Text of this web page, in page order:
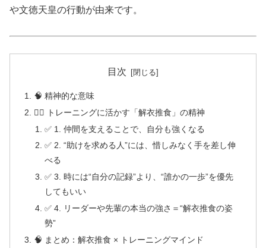
や文徳天皇の行動が由来です。
目次
🧠 精神的な意味
🏋️‍♂️ トレーニングに活かす「解衣推食」の精神
✅ 1. 仲間を支えることで、自分も強くなる
✅ 2. “助けを求める人”には、惜しみなく手を差し伸
べる
✅ 3. 時には“自分の記録”より、“誰かの一歩”を優先
してもいい
✅ 4. リーダーや先輩の本当の強さ＝“解衣推食の姿
勢”
🧠 まとめ：解衣推食 × トレーニングマインド